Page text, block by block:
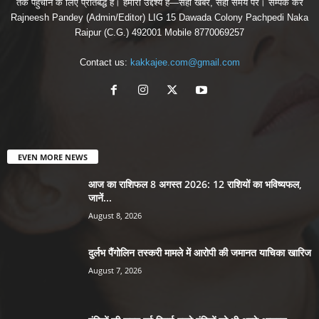
तक पहुँचाने के लिए प्रतिबद्ध हैं। हमारा उद्देश्य है—सही खबर, सही समय पर। सम्पर्क करें
Rajneesh Pandey (Admin/Editor) LIG 15 Dawada Colony Pachpedi Naka
Raipur (C.G.) 492001 Mobile 8770069257
Contact us: kakkajee.com@gmail.com
EVEN MORE NEWS
आज का राशिफल 8 अगस्त 2026: 12 राशियों का भविष्यफल,
जानें...
August 8, 2026
दुर्लभ पैंगोलिन तस्करी मामले में आरोपी की जमानत याचिका खारिज
August 7, 2026